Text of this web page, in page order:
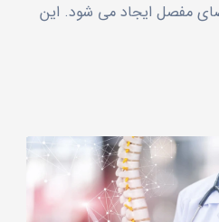
مفصل ایجاد می ‌شود. این